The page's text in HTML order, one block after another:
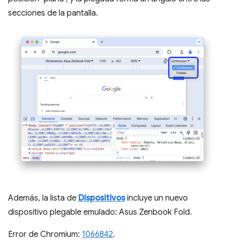
secciones de la pantalla.
Además, la lista de Dispositivosincluye un nuevo
dispositivo plegable emulado: Asus Zenbook Fold.
Error de Chromium: 1066842.